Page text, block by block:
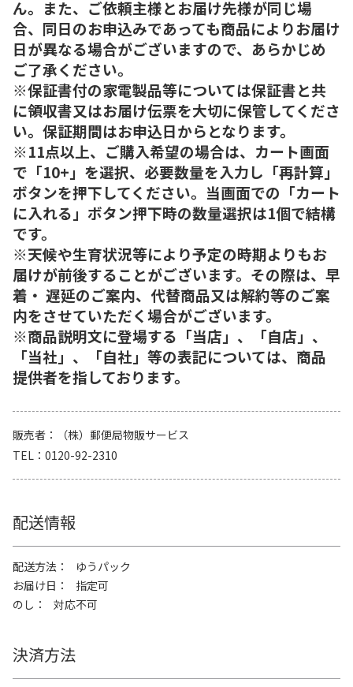
ん。また、ご依頼主様とお届け先様が同じ場
合、同日のお申込みであっても商品によりお届け
日が異なる場合がございますので、あらかじめ
ご了承ください。
※保証書付の家電製品等については保証書と共
に領収書又はお届け伝票を大切に保管してくださ
い。保証期間はお申込日からとなります。
※11点以上、ご購入希望の場合は、カート画面
で「10+」を選択、必要数量を入力し「再計算」
ボタンを押下してください。当画面での「カート
に入れる」ボタン押下時の数量選択は1個で結構
です。
※天候や生育状況等により予定の時期よりもお
届けが前後することがございます。その際は、早
着・ 遅延のご案内、代替商品又は解約等のご案
内をさせていただく場合がございます。
※商品説明文に登場する「当店」、「自店」、
「当社」、「自社」等の表記については、商品
提供者を指しております。
販売者
（株）郵便局物販サービス
TEL
0120-92-2310
配送情報
配送方法
ゆうパック
お届け日
指定可
のし
対応不可
決済方法